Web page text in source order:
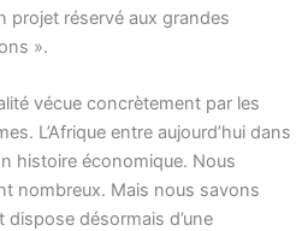
projet réservé aux grandes
».
vécue concrètement par les
L’Afrique entre aujourd’hui dans
histoire économique. Nous
nombreux. Mais nous savons
désormais d’une